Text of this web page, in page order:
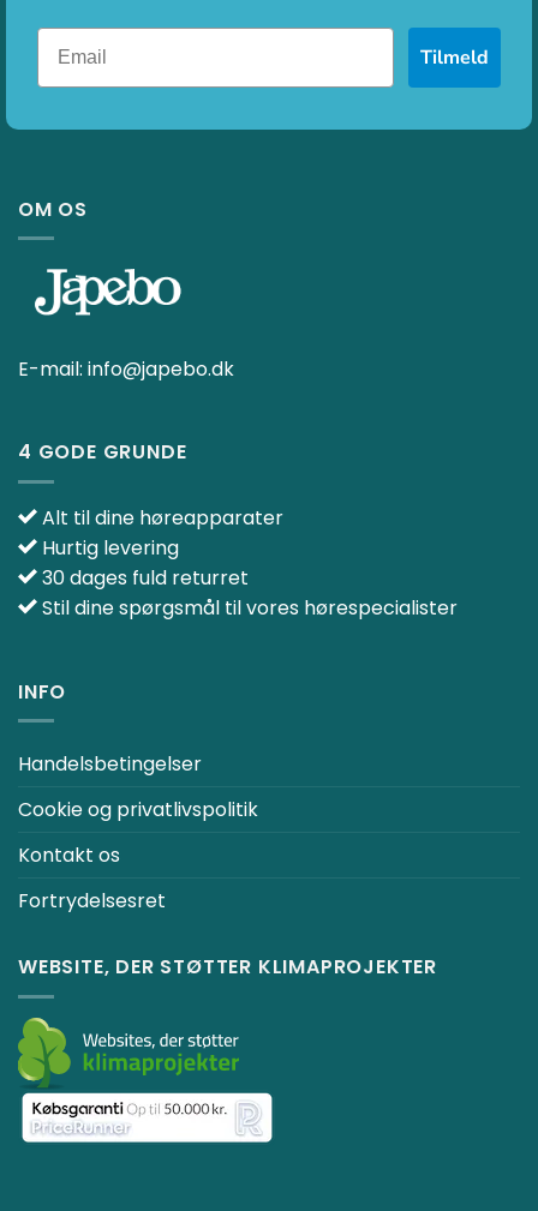
Tilmeld
OM OS
E-mail: info@japebo.dk
4 GODE GRUNDE
Alt til dine høreapparater
Hurtig levering
30 dages fuld returret
Stil dine spørgsmål til vores hørespecialister
INFO
Handelsbetingelser
Cookie og privatlivspolitik
Kontakt os
Fortrydelsesret
WEBSITE, DER STØTTER KLIMAPROJEKTER